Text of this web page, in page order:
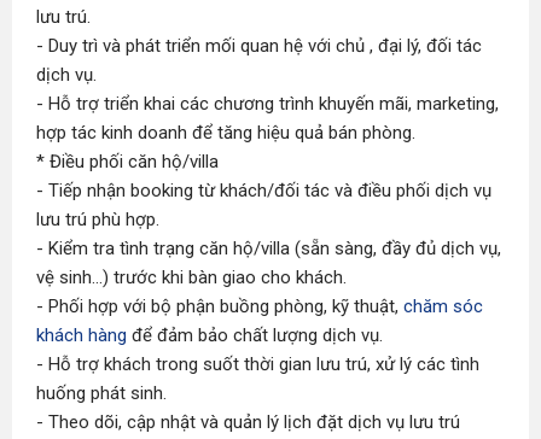
lưu trú.
- Duy trì và phát triển mối quan hệ với chủ , đại lý, đối tác
dịch vụ.
- Hỗ trợ triển khai các chương trình khuyến mãi, marketing,
hợp tác kinh doanh để tăng hiệu quả bán phòng.
* Điều phối căn hộ/villa
- Tiếp nhận booking từ khách/đối tác và điều phối dịch vụ
lưu trú phù hợp.
- Kiểm tra tình trạng căn hộ/villa (sẵn sàng, đầy đủ dịch vụ,
vệ sinh...) trước khi bàn giao cho khách.
- Phối hợp với bộ phận buồng phòng, kỹ thuật, chăm sóc
khách hàng để đảm bảo chất lượng dịch vụ.
- Hỗ trợ khách trong suốt thời gian lưu trú, xử lý các tình
huống phát sinh.
- Theo dõi, cập nhật và quản lý lịch đặt dịch vụ lưu trú